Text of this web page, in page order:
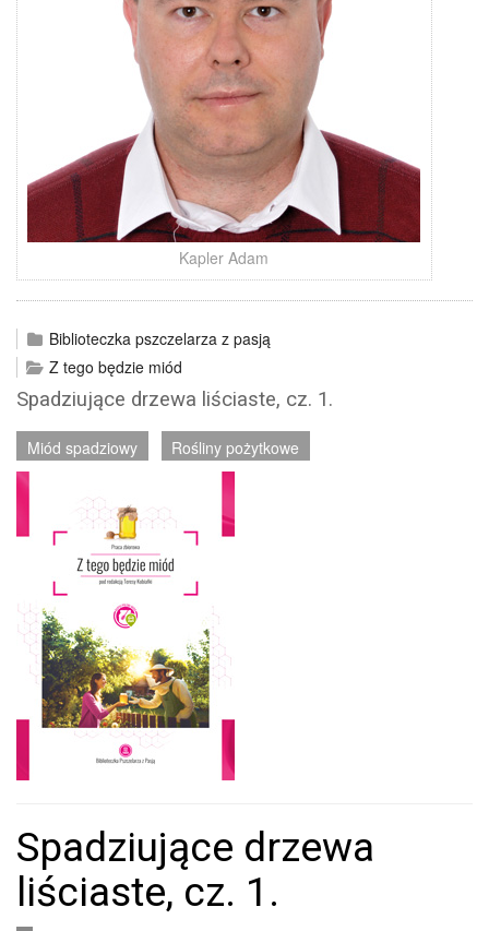
Kapler Adam
Biblioteczka pszczelarza z pasją
Z tego będzie miód
Spadziujące drzewa liściaste, cz. 1.
Miód spadziowy Rośliny pożytkowe
Spadziujące drzewa
liściaste, cz. 1.